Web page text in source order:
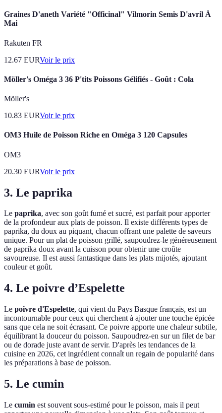
Graines D'aneth Variété "Officinal" Vilmorin Semis D'avril À
Mai
Rakuten FR
12.67 EURVoir le prix
Möller's Oméga 3 36 P'tits Poissons Gélifiés - Goût : Cola
Möller's
10.83 EURVoir le prix
OM3 Huile de Poisson Riche en Oméga 3 120 Capsules
OM3
20.30 EURVoir le prix
3. Le paprika
Le paprika, avec son goût fumé et sucré, est parfait pour apporter
de la profondeur aux plats de poisson. Il existe différents types de
paprika, du doux au piquant, chacun offrant une palette de saveurs
unique. Pour un plat de poisson grillé, saupoudrez-le généreusement
de paprika doux avant la cuisson pour obtenir une croûte
savoureuse. Il est aussi fantastique dans les plats mijotés, ajoutant
couleur et goût.
4. Le poivre d’Espelette
Le poivre d'Espelette, qui vient du Pays Basque français, est un
incontournable pour ceux qui cherchent à ajouter une touche épicée
sans que cela ne soit écrasant. Ce poivre apporte une chaleur subtile,
équilibrant la douceur du poisson. Saupoudrez-en sur un filet de bar
ou de dorade juste avant de servir. D'après les tendances de la
cuisine en 2026, cet ingrédient connaît un regain de popularité dans
les préparations à base de poisson.
5. Le cumin
Le cumin est souvent sous-estimé pour le poisson, mais il peut